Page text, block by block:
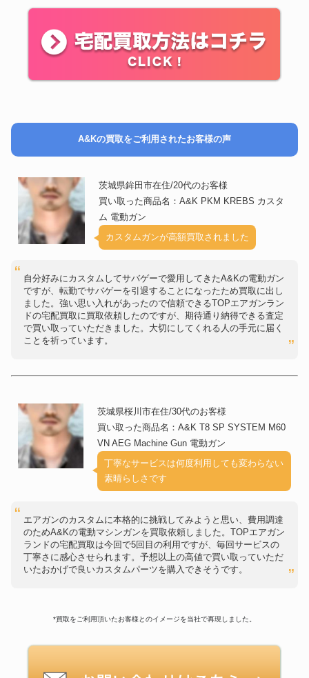
A&Kの買取をご利用されたお客様の声
茨城県鉾田市在住/20代のお客様
買い取った商品名：A&K PKM KREBS カスタ
ム 電動ガン
カスタムガンが高額買取されました
自分好みにカスタムしてサバゲーで愛用してきたA&Kの電動ガン
ですが、転勤でサバゲーを引退することになったため買取に出し
ました。強い思い入れがあったので信頼できるTOPエアガンラン
ドの宅配買取に買取依頼したのですが、期待通り納得できる査定
で買い取っていただきました。大切にしてくれる人の手元に届く
ことを祈っています。
茨城県桜川市在住/30代のお客様
買い取った商品名：A&K T8 SP SYSTEM M60
VN AEG Machine Gun 電動ガン
丁寧なサービスは何度利用しても変わらない
素晴らしさです
エアガンのカスタムに本格的に挑戦してみようと思い、費用調達
のためA&Kの電動マシンガンを買取依頼しました。TOPエアガン
ランドの宅配買取は今回で5回目の利用ですが、毎回サービスの
丁寧さに感心させられます。予想以上の高値で買い取っていただ
いたおかげで良いカスタムパーツを購入できそうです。
*買取をご利用頂いたお客様とのイメージを当社で再現しました。